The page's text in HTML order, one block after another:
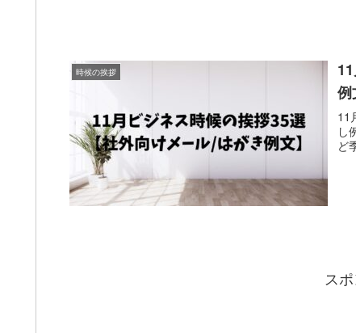
時候の挨拶
例
11
し
ど
ス